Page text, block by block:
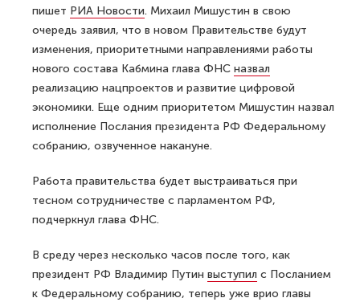
пишет РИА Новости. Михаил Мишустин в свою
очередь заявил, что в новом Правительстве будут
изменения, приоритетными направлениями работы
нового состава Кабмина глава ФНС назвал
реализацию нацпроектов и развитие цифровой
экономики. Еще одним приоритетом Мишустин назвал
исполнение Послания президента РФ Федеральному
собранию, озвученное накануне.
Работа правительства будет выстраиваться при
тесном сотрудничестве с парламентом РФ,
подчеркнул глава ФНС.
В среду через несколько часов после того, как
президент РФ Владимир Путин выступил с Посланием
к Федеральному собранию, теперь уже врио главы